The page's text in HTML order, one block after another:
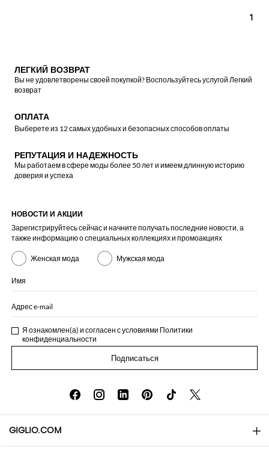
1
ЛЕГКИЙ ВОЗВРАТ
Вы не удовлетворены своей покупкой? Воспользуйтесь услугой Легкий
возврат
ОПЛАТА
Выберете из 12 самых удобных и безопасных способов оплаты
РЕПУТАЦИЯ И НАДЕЖНОСТЬ
Мы работаем в сфере моды более 50 лет и имеем длинную историю
доверия и успеха
НОВОСТИ И АКЦИИ
Зарегистрируйтесь сейчас и начните получать последние новости, а
также информацию о специальных коллекциях и промоакциях
Женская мода Мужская мода
Имя
Адрес e-mail
Я ознакомлен(а) и согласен с условиями Политики
конфиденциальности
Подписаться
GIGLIO.COM